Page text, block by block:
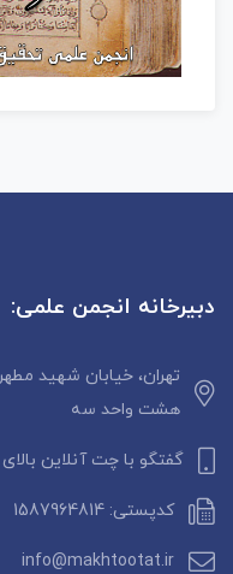
دبیرخانه انجمن علمی:
تهران، خیابان شهید
هشت واحد سه
گفتگو با چت آنلاین
کدپستی: 1587964814
info@makhtootat.ir